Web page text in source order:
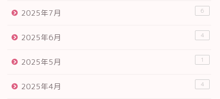
2025年7月 6
2025年6月 4
2025年5月 1
2025年4月 4